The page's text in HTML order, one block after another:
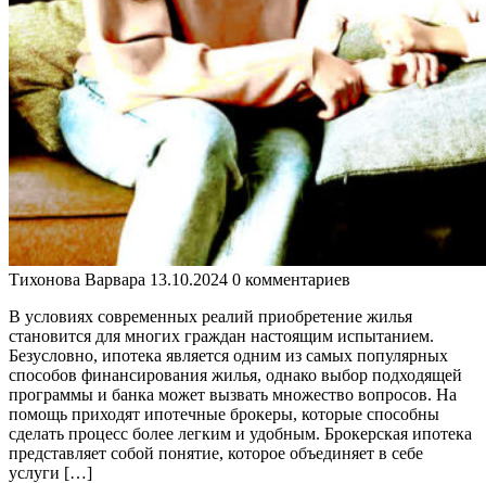
Тихонова Варвара 13.10.2024 0 комментариев
В условиях современных реалий приобретение жилья
становится для многих граждан настоящим испытанием.
Безусловно, ипотека является одним из самых популярных
способов финансирования жилья, однако выбор подходящей
программы и банка может вызвать множество вопросов. На
помощь приходят ипотечные брокеры, которые способны
сделать процесс более легким и удобным. Брокерская ипотека
представляет собой понятие, которое объединяет в себе
услуги […]